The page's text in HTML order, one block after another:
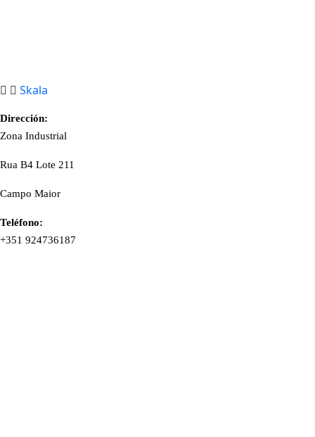
Skala
Dirección:
Zona Industrial
Rua B4 Lote 211
Campo Maior
Teléfono:
+351 924736187